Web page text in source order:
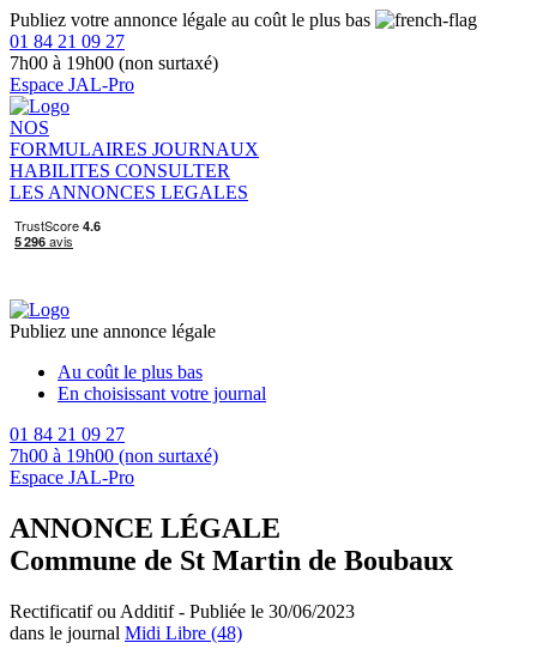
Publiez votre annonce légale au coût le plus bas
01 84 21 09 27
7h00 à 19h00 (non surtaxé)
Espace JAL-Pro
NOS
FORMULAIRES JOURNAUX
HABILITES CONSULTER
LES ANNONCES LEGALES
Publiez une annonce légale
Au coût le plus bas
En choisissant votre journal
01 84 21 09 27
7h00 à 19h00 (non surtaxé)
Espace JAL-Pro
ANNONCE LÉGALE
Commune de St Martin de Boubaux
Rectificatif ou Additif - Publiée le 30/06/2023
dans le journal Midi Libre (48)